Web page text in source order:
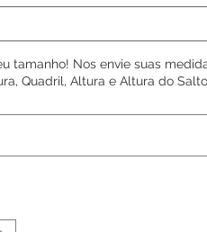
tamanho! Nos envie suas
Quadril, Altura e Altura do Salto